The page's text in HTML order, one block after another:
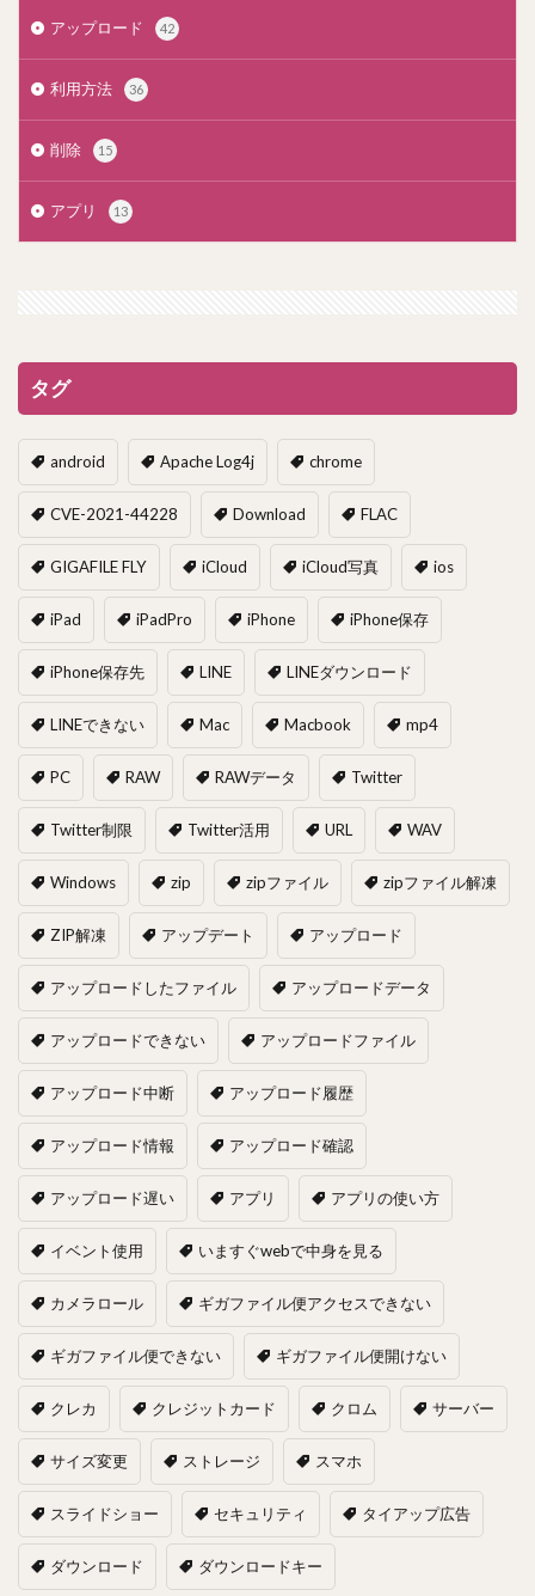
アップロード 42
利用方法 36
削除 15
アプリ 13
タグ
android Apache Log4j chrome
CVE-2021-44228 Download FLAC
GIGAFILE FLY iCloud iCloud写真 ios
iPad iPadPro iPhone iPhone保存
iPhone保存先 LINE LINEダウンロード
LINEできない Mac Macbook mp4
PC RAW RAWデータ Twitter
Twitter制限 Twitter活用 URL WAV
Windows zip zipファイル zipファイル解凍
ZIP解凍 アップデート アップロード
アップロードしたファイル アップロードデータ
アップロードできない アップロードファイル
アップロード中断 アップロード履歴
アップロード情報 アップロード確認
アップロード遅い アプリ アプリの使い方
イベント使用 いますぐwebで中身を見る
カメラロール ギガファイル便アクセスできない
ギガファイル便できない ギガファイル便開けない
クレカ クレジットカード クロム サーバー
サイズ変更 ストレージ スマホ
スライドショー セキュリティ タイアップ広告
ダウンロード ダウンロードキー